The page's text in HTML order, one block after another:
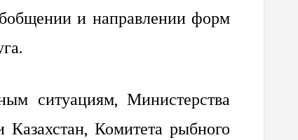
и направлении форм
ситуациям, Министерства
Комитета рыбного